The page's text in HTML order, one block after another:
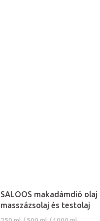
SALOOS makadámdió
masszázsolaj és testolaj
átlagos
értékelése
5-